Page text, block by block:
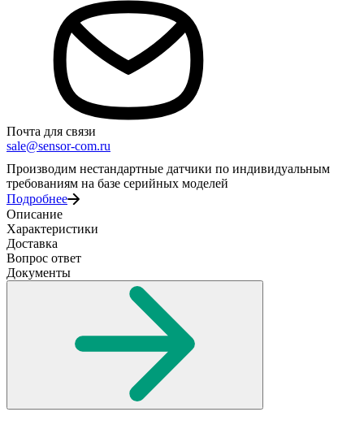
Почта для связи
sale@sensor-com.ru
Производим нестандартные датчики по индивидуальным
требованиям на базе серийных моделей
Подробнее
Описание
Характеристики
Доставка
Вопрос ответ
Документы